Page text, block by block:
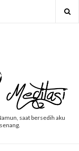
saat bersedih aku